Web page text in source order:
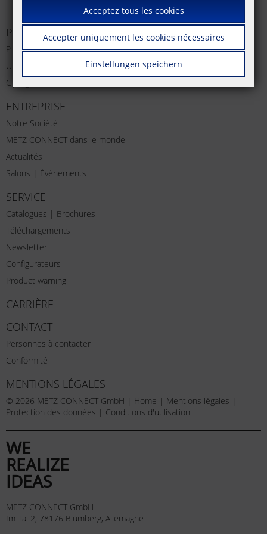
PRODUITS
P|Cabling
U|Contact
C|Logline
ENTREPRISE
Notre Société
METZ CONNECT dans le monde
Actualités
Salons | Évènements
SERVICE
Catalogues | Brochures
Téléchargements
Newsletter
Configurateurs
Product warning
CARRIÈRE
CONTACT
Personnes à contacter
Conformité
MENTIONS LÉGALES
© 2026 METZ CONNECT GmbH | Home | Mentions légales |
Protection des données | Conditions d'utilisation
WE
REALIZE
IDEAS
METZ CONNECT GmbH
Im Tal 2, 78176 Blumberg, Allemagne
Acceptez tous les cookies
Accepter uniquement les cookies nécessaires
Einstellungen speichern